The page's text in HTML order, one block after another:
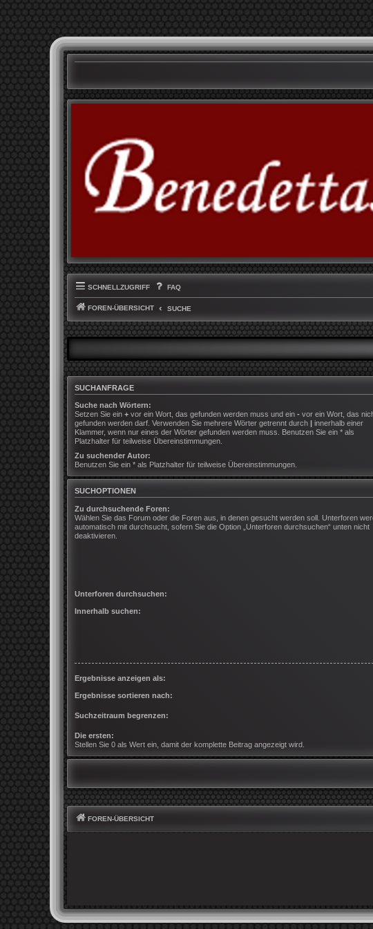
SCHNELLZUGRIFF FAQ
FOREN-ÜBERSICHT SUCHE
SUCHANFRAGE
Suche nach Wörtern:
Setzen Sie ein + vor ein Wort, das gefunden werden muss und ein - vor ein Wort, das
gefunden werden darf. Verwenden Sie mehrere Wörter getrennt durch | innerhalb einer
Klammer, wenn nur eines der Wörter gefunden werden muss. Benutzen Sie ein * als
Platzhalter für teilweise Übereinstimmungen.
Zu suchender Autor:
Benutzen Sie ein * als Platzhalter für teilweise Übereinstimmungen.
SUCHOPTIONEN
Zu durchsuchende Foren:
Wählen Sie das Forum oder die Foren aus, in denen gesucht werden soll. Unterforen
automatisch mit durchsucht, sofern Sie die Option „Unterforen durchsuchen“ unten nicht
deaktivieren.
Unterforen durchsuchen:
Innerhalb suchen:
Ergebnisse anzeigen als:
Ergebnisse sortieren nach:
Suchzeitraum begrenzen:
Die ersten:
Stellen Sie 0 als Wert ein, damit der komplette Beitrag angezeigt wird.
FOREN-ÜBERSICHT